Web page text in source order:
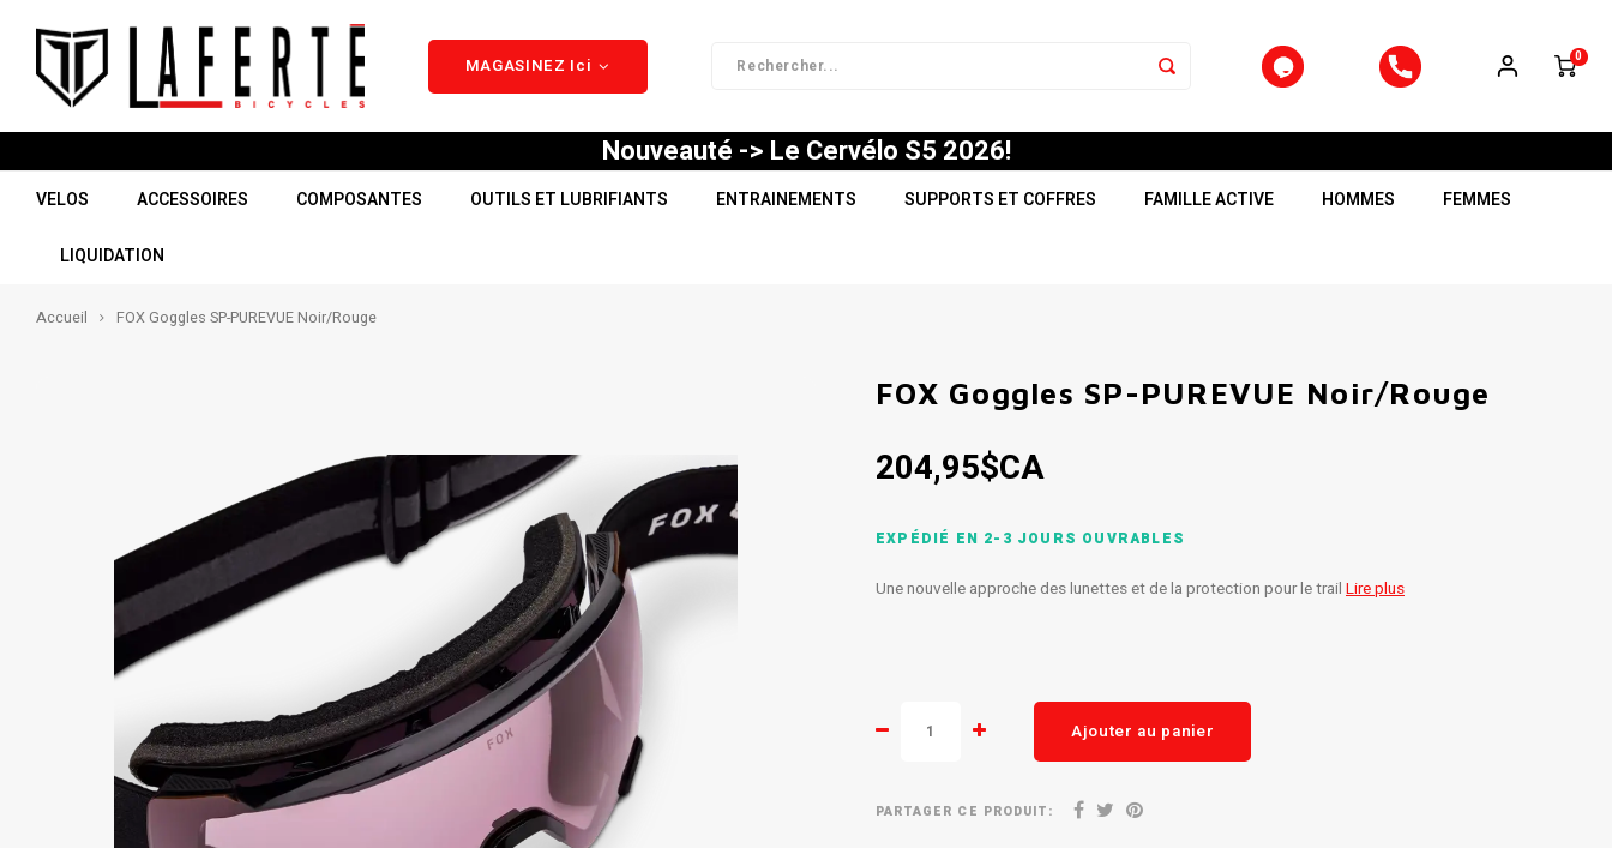
MAGASINEZ Ici 0
Nouveauté -> Le Cervélo S5 2026!
VELOS ACCESSOIRES COMPOSANTES OUTILS ET LUBRIFIANTS ENTRAINEMENTS SUPPORTS ET COFFRES FAMILLE ACTIVE HOMMES FEMMES
LIQUIDATION
Accueil FOX Goggles SP-PUREVUE Noir/Rouge
FOX Goggles SP-PUREVUE Noir/Rouge
204,95$CA
EXPÉDIÉ EN 2-3 JOURS OUVRABLES
Une nouvelle approche des lunettes et de la protection pour le trail Lire plus
Ajouter au panier
PARTAGER CE PRODUIT: